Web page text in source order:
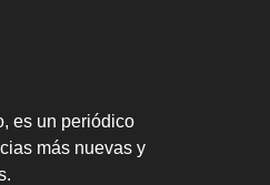
es un periódico
más nuevas y